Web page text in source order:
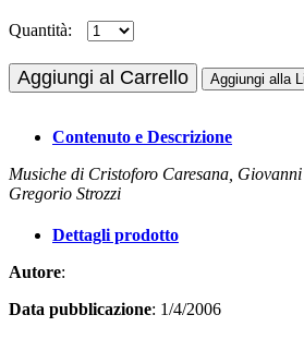
Quantità:
Aggiungi al Carrello Aggiungi alla
Contenuto e Descrizione
Musiche di Cristoforo Caresana,
Gregorio Strozzi
Dettagli prodotto
Autore:
Data pubblicazione: 1/4/2006